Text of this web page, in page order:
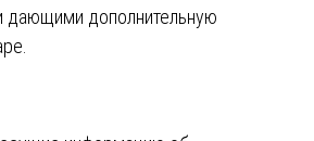
дающими дополнительную